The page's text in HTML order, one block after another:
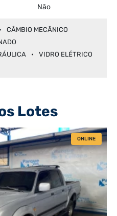
Não
CÂMBIO MECÂNICO
VIDRO ELÉTRICO
Lotes
ONLINE